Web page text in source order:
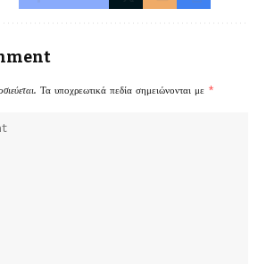
Τα υποχρεωτικά πεδία σημειώνονται με *